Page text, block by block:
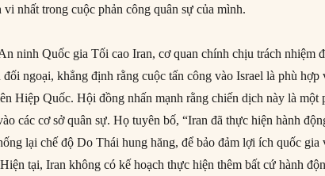
nhất trong cuộc phản công quân sự của mình.
ninh Quốc gia Tối cao Iran, cơ quan chính chịu trách nhiệm
đối ngoại, khẳng định rằng cuộc tấn công vào Israel là phù
Hiệp Quốc. Hội đồng nhấn mạnh rằng chiến dịch này là một
các cơ sở quân sự. Họ tuyên bố, “Iran đã thực hiện hành
lại chế độ Do Thái hung hăng, để bảo đảm lợi ích quốc gia
tại, Iran không có kế hoạch thực hiện thêm bất cứ hành